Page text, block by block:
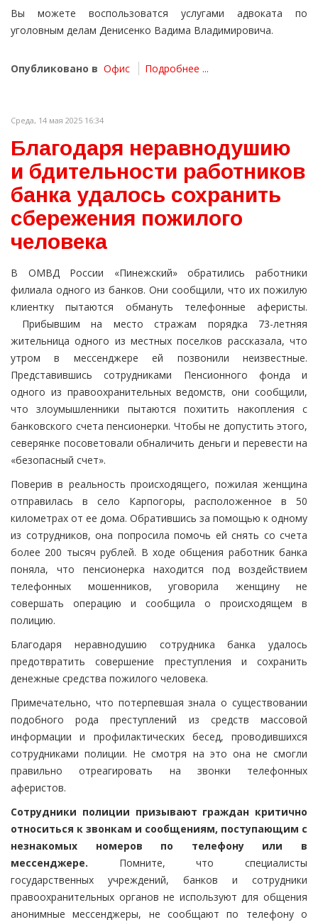
Вы можете воспользоватся услугами адвоката по
уголовным делам Денисенко Вадима Владимировича.
Опубликовано в Офис Подробнее ...
Среда, 14 мая 2025 16:34
Благодаря неравнодушию
и бдительности работников
банка удалось сохранить
сбережения пожилого
человека
В ОМВД России «Пинежский» обратились работники
филиала одного из банков. Они сообщили, что их пожилую
клиентку пытаются обмануть телефонные аферисты.
Прибывшим на место стражам порядка 73-летняя
жительница одного из местных поселков рассказала, что
утром в мессенджере ей позвонили неизвестные.
Представившись сотрудниками Пенсионного фонда и
одного из правоохранительных ведомств, они сообщили,
что злоумышленники пытаются похитить накопления с
банковского счета пенсионерки. Чтобы не допустить этого,
северянке посоветовали обналичить деньги и перевести на
«безопасный счет».
Поверив в реальность происходящего, пожилая женщина
отправилась в село Карпогоры, расположенное в 50
километрах от ее дома. Обратившись за помощью к одному
из сотрудников, она попросила помочь ей снять со счета
более 200 тысяч рублей. В ходе общения работник банка
поняла, что пенсионерка находится под воздействием
телефонных мошенников, уговорила женщину не
совершать операцию и сообщила о происходящем в
полицию.
Благодаря неравнодушию сотрудника банка удалось
предотвратить совершение преступления и сохранить
денежные средства пожилого человека.
Примечательно, что потерпевшая знала о существовании
подобного рода преступлений из средств массовой
информации и профилактических бесед, проводившихся
сотрудниками полиции. Не смотря на это она не смогли
правильно отреагировать на звонки телефонных
аферистов.
Сотрудники полиции призывают граждан критично
относиться к звонкам и сообщениям, поступающим с
незнакомых номеров по телефону или в
мессенджере. Помните, что специалисты
государственных учреждений, банков и сотрудники
правоохранительных органов не используют для общения
анонимные мессенджеры, не сообщают по телефону о